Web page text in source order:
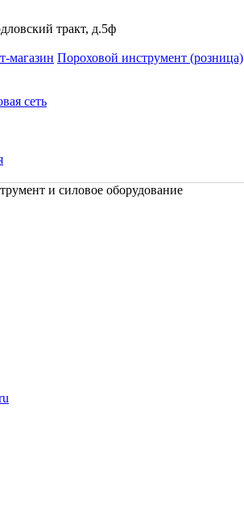
тракт, д.5ф
магазин Пороховой инструмент (розница)
сеть
и силовое оборудование